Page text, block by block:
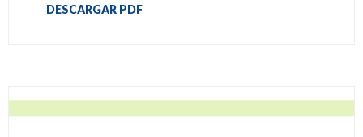
DESCARGAR PDF